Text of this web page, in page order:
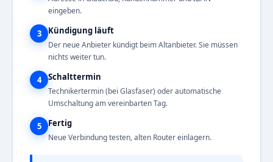
eingeben.
3 Kündigung läuft
Der neue Anbieter kündigt beim Altanbieter. Sie müssen
nichts weiter tun.
4 Schalttermin
Technikertermin (bei Glasfaser) oder automatische
Umschaltung am vereinbarten Tag.
5 Fertig
Neue Verbindung testen, alten Router einlagern.